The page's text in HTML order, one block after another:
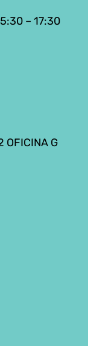
– 17:30
OFICINA G